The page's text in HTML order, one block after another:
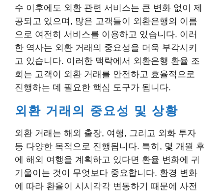
수 이후에도 외환 관련 서비스는 큰 변화 없이 제
공되고 있으며, 많은 고객들이 외환은행의 이름
으로 여전히 서비스를 이용하고 있습니다. 이러
한 역사는 외환 거래의 중요성을 더욱 부각시키
고 있습니다. 이러한 맥락에서 외환은행 환율 조
회는 고객이 외환 거래를 안전하고 효율적으로
진행하는 데 필요한 핵심 도구가 됩니다.
외환 거래의 중요성 및 상황
외환 거래는 해외 출장, 여행, 그리고 외화 투자
등 다양한 목적으로 진행됩니다. 특히, 몇 개월 후
에 해외 여행을 계획하고 있다면 환율 변화에 귀
기울이는 것이 무엇보다 중요합니다. 환경 변화
에 따라 환율이 시시각각 변동하기 때문에 사전